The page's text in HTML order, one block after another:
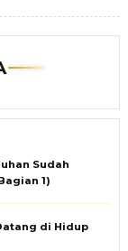
Sudah
1)
di Hidup